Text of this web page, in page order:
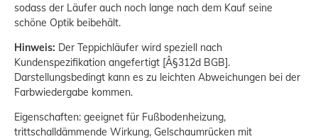
sodass der Läufer auch noch lange nach dem Kauf seine
schöne Optik beibehält.
Hinweis: Der Teppichläufer wird speziell nach
Kundenspezifikation angefertigt [Â§312d BGB].
Darstellungsbedingt kann es zu leichten Abweichungen bei der
Farbwiedergabe kommen.
Eigenschaften: geeignet für Fußbodenheizung,
trittschalldämmende Wirkung, Gelschaumrücken mit